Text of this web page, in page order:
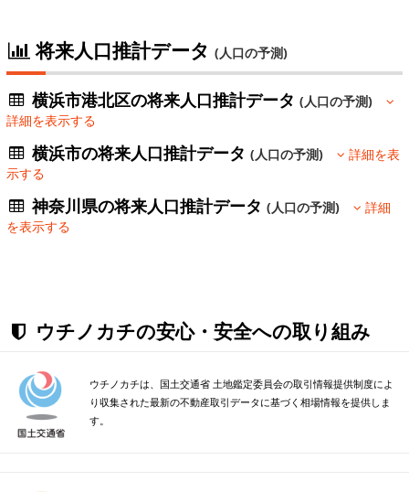
将来人口推計データ (人口の予測)
横浜市港北区の将来人口推計データ(人口の予測)
詳細を表示する
横浜市の将来人口推計データ(人口の予測)
詳細を表
示する
神奈川県の将来人口推計データ(人口の予測)
詳細
を表示する
ウチノカチの安心・安全への取り組み
ウチノカチは、国土交通省 土地鑑定委員会の取引情報提供制度によ
り収集された最新の不動産取引データに基づく相場情報を提供しま
す。